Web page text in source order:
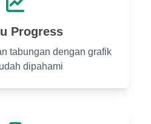
Progress
tabungan dengan grafik
dipahami